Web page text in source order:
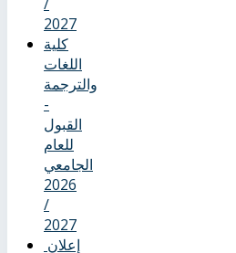
2027
كلية
اللغات
والترجمة
-
القبول
للعام
الجامعي
2026
/
2027